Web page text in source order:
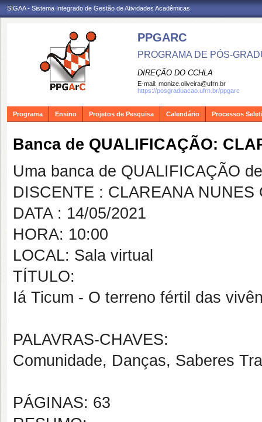
SIGAA - Sistema Integrado de Gestão de Atividades Acadêmicas
PPGARC
PROGRAMA DE PÓS-
DIREÇÃO DO CCHLA
E-mail: monize.oliveira@ufrn.br
https://posgraduacao.ufrn.br/ppgarc
Programa Ensino Projetos de Pesquisa Calendário Processos
Banca de QUALIFICAÇÃO:
Uma banca de QUALIFICAÇÃO
DISCENTE : CLAREANA NUNES
DATA : 14/05/2021
HORA: 10:00
LOCAL: Sala virtual
TÍTULO:
Iá Ticum - O terreno fértil das
PALAVRAS-CHAVES:
Comunidade, Danças, Saberes
PÁGINAS: 63